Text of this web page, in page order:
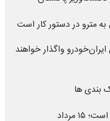
مترو در دستور کار است
واگذار خواهند
بندی ها
مرداد